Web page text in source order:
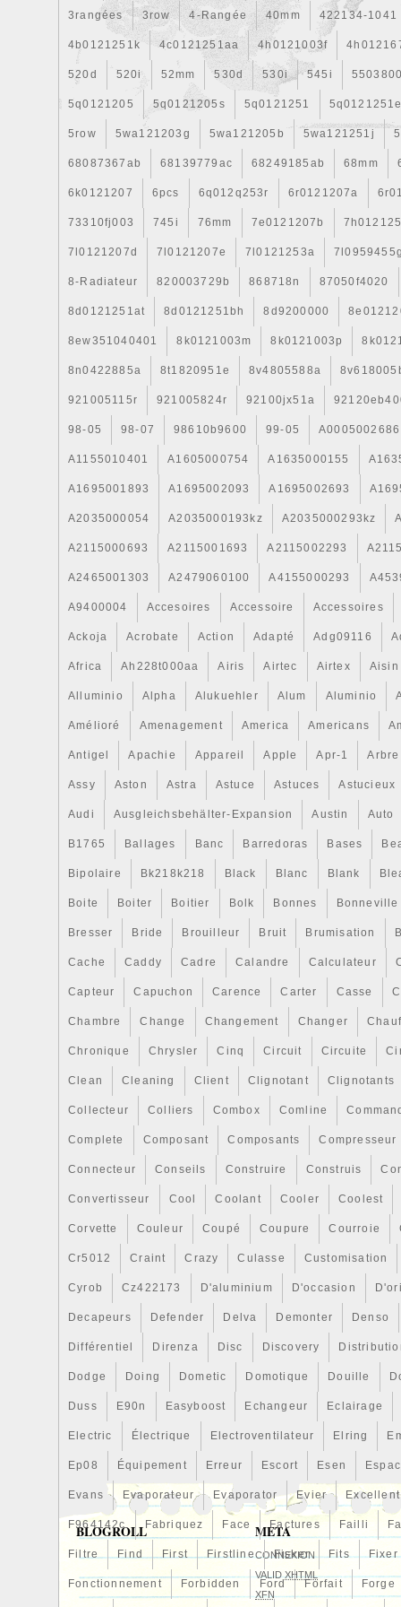
3rangées 3row 4-Rangée 40mm 422134-1041
4b0121251k 4c0121251aa 4h0121003f
520d 520i 52mm 530d 530i 545i
5q0121205 5q0121205s 5q0121251
5row 5wa121203g 5wa121205b 5wa121251j
68087367ab 68139779ac 68249185ab 68mm
6k0121207 6pcs 6q012q253r 6r0121207a
73310fj003 745i 76mm 7e0121207b
7l0121207d 7l0121207e 7l0121253a
8-Radiateur 820003729b 868718n 87050f4020
8d0121251at 8d0121251bh 8d9200000
8ew351040401 8k0121003m 8k0121003p
8n0422885a 8t1820951e 8v4805588a
921005115r 921005824r 92100jx51a
98-05 98-07 98610b9600 99-05 A0005002686
A1155010401 A1605000754 A1635000155
A1695001893 A1695002093 A1695002693
A2035000054 A2035000193kz A2035000293kz
A2115000693 A2115001693 A2115002293
A2465001303 A2479060100 A4155000293
A9400004 Accesoires Accessoire Accessoires
Ackoja Acrobate Action Adapté Adg09116
Africa Ah228t000aa Airis Airtec Airtex Aisin
Alluminio Alpha Alukuehler Alum Aluminio
Amélioré Amenagement America Americans
Antigel Apachie Appareil Apple Apr-1 Arbre
Assy Aston Astra Astuce Astuces Astucieux
Audi Ausgleichsbehälter-Expansion Austin Auto
B1765 Ballages Banc Barredoras Bases
Bipolaire Bk218k218 Black Blanc Blank
Boite Boiter Boitier Bolk Bonnes Bonneville
Bresser Bride Brouilleur Bruit Brumisation
Cache Caddy Cadre Calandre Calculateur
Capteur Capuchon Carence Carter Casse
Chambre Change Changement Changer
Chronique Chrysler Cinq Circuit Circuite
Clean Cleaning Client Clignotant Clignotants
Collecteur Colliers Combox Comline
Complete Composant Composants Compresseur
Connecteur Conseils Construire Construis
Convertisseur Cool Coolant Cooler Coolest
Corvette Couleur Coupé Coupure Courroie
Cr5012 Craint Crazy Culasse Customisation
Cyrob Cz422173 D'aluminium D'occasion
Decapeurs Defender Delva Demonter Denso
Différentiel Direnza Disc Discovery
Dodge Doing Dometic Domotique Douille
Duss E90n Easyboost Echangeur Eclairage
Electric Électrique Electroventilateur Elring
Ep08 Équipement Erreur Escort Esen
Evans Evaporateur Evaporator Evier Excellent
F964142c Fabriquez Face Factures Failli
Filtre Find First Firstline Fisker Fits Fixer
Fonctionnement Forbidden Ford Forfait Forge
BLOGROLL META
CONNEXION
VALIDXHTML
XFN